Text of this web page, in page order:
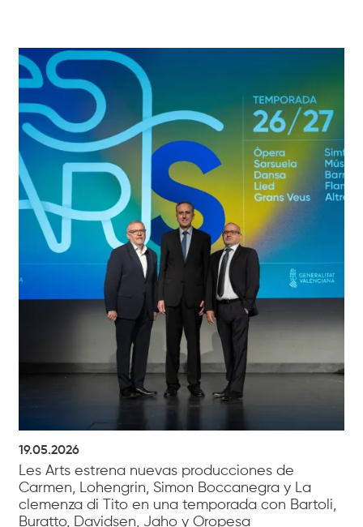
19.05.2026
Les Arts estrena nuevas producciones de
Carmen, Lohengrin, Simon Boccanegra y La
clemenza di Tito en una temporada con Bartoli,
Buratto, Davidsen, Jaho y Oropesa